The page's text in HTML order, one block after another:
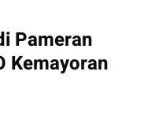
Pameran
Kemayoran